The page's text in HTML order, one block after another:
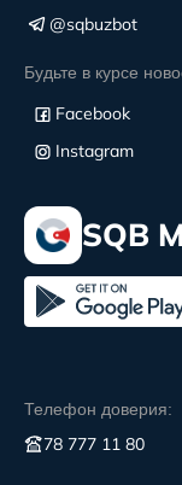
@sqbuzbot
Будьте в курсе
Facebook
Instagram
SQB
Телефон доверия:
78 777 11 80